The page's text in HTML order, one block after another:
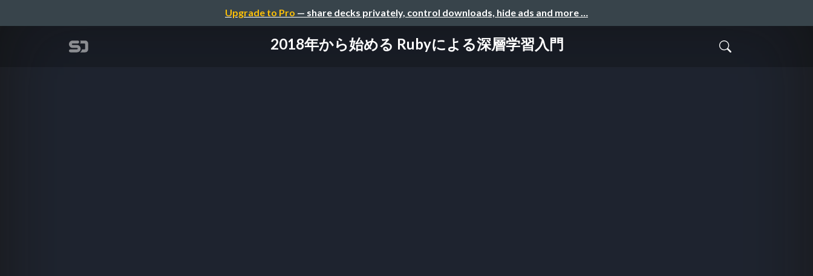
Upgrade to Pro — share decks privately, control downloads, hide ads and more …
2018年から始める Rubyによる深層学習入門